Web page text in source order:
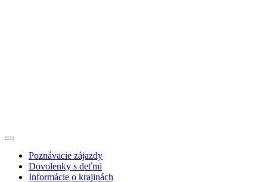
Poznávacie zájazdy
Dovolenky s deťmi
Informácie o krajinách